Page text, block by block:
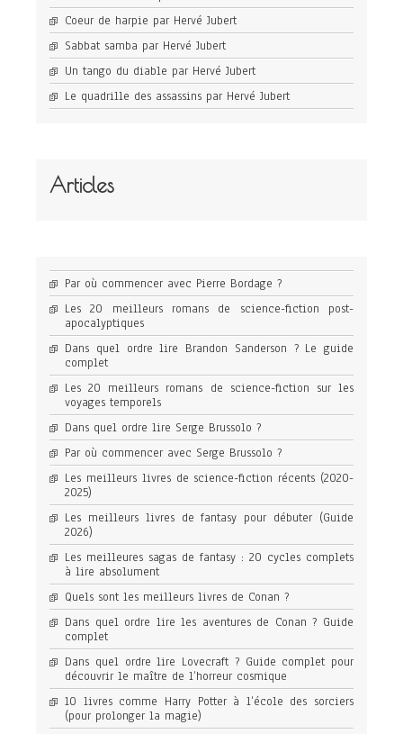
Coeur de harpie par Hervé Jubert
Sabbat samba par Hervé Jubert
Un tango du diable par Hervé Jubert
Le quadrille des assassins par Hervé Jubert
Articles
Par où commencer avec Pierre Bordage ?
Les 20 meilleurs romans de science-fiction post-
apocalyptiques
Dans quel ordre lire Brandon Sanderson ? Le guide
complet
Les 20 meilleurs romans de science-fiction sur les
voyages temporels
Dans quel ordre lire Serge Brussolo ?
Par où commencer avec Serge Brussolo ?
Les meilleurs livres de science-fiction récents (2020-
2025)
Les meilleurs livres de fantasy pour débuter (Guide
2026)
Les meilleures sagas de fantasy : 20 cycles complets
à lire absolument
Quels sont les meilleurs livres de Conan ?
Dans quel ordre lire les aventures de Conan ? Guide
complet
Dans quel ordre lire Lovecraft ? Guide complet pour
découvrir le maître de l’horreur cosmique
10 livres comme Harry Potter à l’école des sorciers
(pour prolonger la magie)